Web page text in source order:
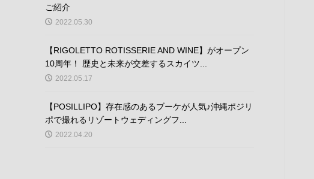
ご紹介
2022.05.30
【RIGOLETTO ROTISSERIE AND WINE】がオープン
10周年！ 歴史と未来が交差するスカイツ...
2022.05.17
【POSILLIPO】存在感のあるブーケが人気♪沖縄ポジリ
ポで撮れるリゾートウェディングフ...
2022.04.20